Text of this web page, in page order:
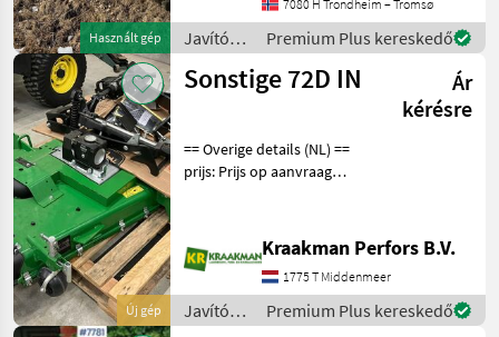
Használt gép
upon request: 7992 See
en.landbrukssalg.no/7992
for more images Specif
7080 H Trondheim – Tromsø
Javítókészletek
és
alkatrészek
Premium Plus kereskedő
Új gép
Sonstige 72D IN
Ár
kérésre
== Overige details (NL) ==
prijs: Prijs op aanvraag
alkatrészek Bontott
alkatrészekKraakman Perfors B.V.
1775 T Middenmeer
Javítókészletek
és
Premium Plus kereskedő